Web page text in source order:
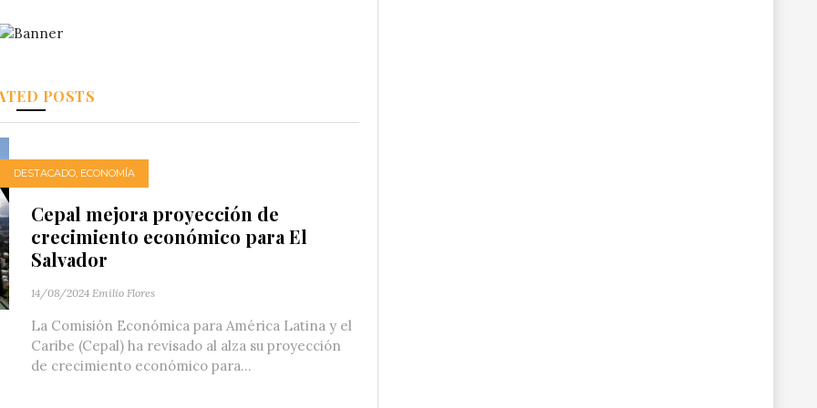
POSTS
DESTACADO, ECONOMÍA
Cepal mejora proyección de
crecimiento económico para El
Salvador
14/08/2024 Emilio Flores
La Comisión Económica para América Latina y el
Caribe (Cepal) ha revisado al alza su proyección
de crecimiento económico para...